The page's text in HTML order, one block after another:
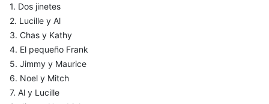
1. Dos jinetes
2. Lucille y Al
3. Chas y Kathy
4. El pequeño Frank
5. Jimmy y Maurice
6. Noel y Mitch
7. Al y Lucille